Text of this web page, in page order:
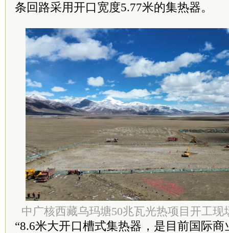
条回路采用开口宽度5.77米的集热器。
中广核西藏乌玛塘50兆瓦光热项目开工
“8.6米大开口槽式集热器，是目前国际